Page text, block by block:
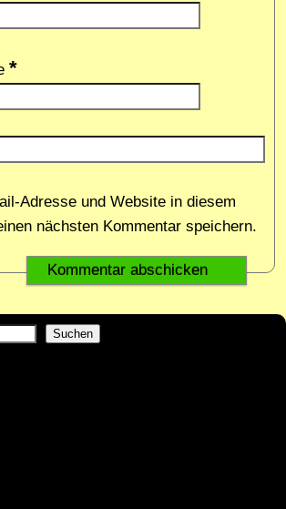
*
Adresse und Website in diesem
nächsten Kommentar speichern.
Suchen